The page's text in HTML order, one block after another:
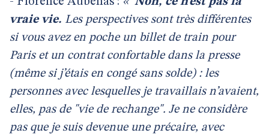
vraie vie. Les perspectives sont très différentes
si vous avez en poche un billet de train pour
Paris et un contrat confortable dans la presse
(même si j’étais en congé sans solde) : les
personnes avec lesquelles je travaillais n’avaient,
elles, pas de "vie de rechange". Je ne considère
pas que je suis devenue une précaire, avec